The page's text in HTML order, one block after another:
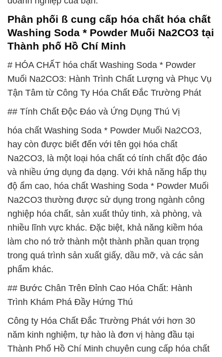
Phân phối ß cung cấp hóa chất hóa chất
Washing Soda * Powder Muối Na2CO3 tại
Thành phố Hồ Chí Minh
# HÓA CHẤT hóa chất Washing Soda * Powder
Muối Na2CO3: Hành Trình Chất Lượng và Phục Vụ
Tận Tâm từ Công Ty Hóa Chất Đắc Trường Phát
## Tính Chất Độc Đáo và Ứng Dụng Thú Vị
hóa chất Washing Soda * Powder Muối Na2CO3,
hay còn được biết đến với tên gọi hóa chất
Na2CO3, là một loại hóa chất có tính chất độc đáo
và nhiều ứng dụng đa dạng. Với khả năng hấp thụ
độ ẩm cao, hóa chất Washing Soda * Powder Muối
Na2CO3 thường được sử dụng trong ngành công
nghiệp hóa chất, sản xuất thủy tinh, xà phòng, và
nhiều lĩnh vực khác. Đặc biệt, khả năng kiềm hóa
làm cho nó trở thành một thành phần quan trọng
trong quá trình sản xuất giấy, dầu mỡ, và các sản
phẩm khác.
## Bước Chân Trên Đỉnh Cao Hóa Chất: Hành
Trình Khám Phá Đầy Hứng Thú
Công ty Hóa Chất Đắc Trường Phát với hơn 30
năm kinh nghiệm, tự hào là đơn vị hàng đầu tại
Thành Phố Hồ Chí Minh chuyên cung cấp hóa chất